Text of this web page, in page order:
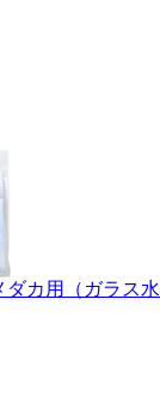
ダカ用（ガラ